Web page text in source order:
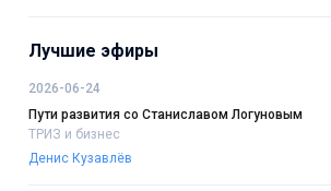
Лучшие эфиры
2026-06-24
Пути развития со Станиславом Логуновым
ТРИЗ и бизнес
Денис Кузавлёв